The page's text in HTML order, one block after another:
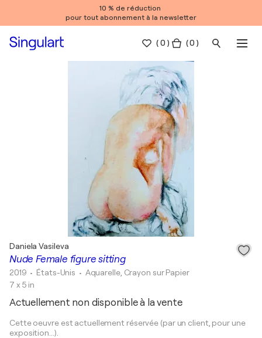
10 % de réduction
pour tout abonnement à la newsletter
(0 ) ( 0 )
Nude Female figure sitting
Daniela Vasileva
2019 • États-Unis • Aquarelle, Crayon sur Papier
7 x 5 in
Actuellement non disponible à la vente
Cette oeuvre est actuellement réservée (par un client, pour une
exposition...).